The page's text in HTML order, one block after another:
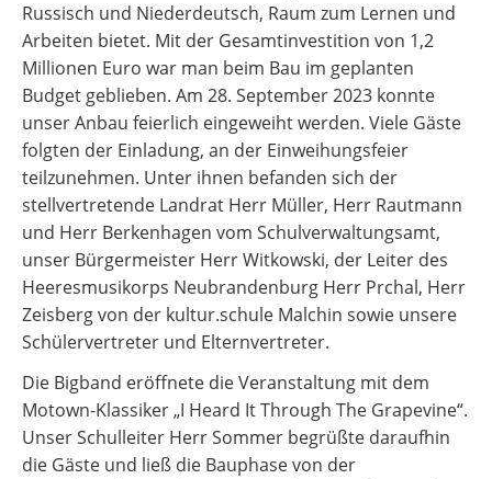
Russisch und Niederdeutsch, Raum zum Lernen und
Arbeiten bietet. Mit der Gesamtinvestition von 1,2
Millionen Euro war man beim Bau im geplanten
Budget geblieben. Am 28. September 2023 konnte
unser Anbau feierlich eingeweiht werden. Viele Gäste
folgten der Einladung, an der Einweihungsfeier
teilzunehmen. Unter ihnen befanden sich der
stellvertretende Landrat Herr Müller, Herr Rautmann
und Herr Berkenhagen vom Schulverwaltungsamt,
unser Bürgermeister Herr Witkowski, der Leiter des
Heeresmusikorps Neubrandenburg Herr Prchal, Herr
Zeisberg von der kultur.schule Malchin sowie unsere
Schülervertreter und Elternvertreter.
Die Bigband eröffnete die Veranstaltung mit dem
Motown-Klassiker „I Heard It Through The Grapevine“.
Unser Schulleiter Herr Sommer begrüßte daraufhin
die Gäste und ließ die Bauphase von der